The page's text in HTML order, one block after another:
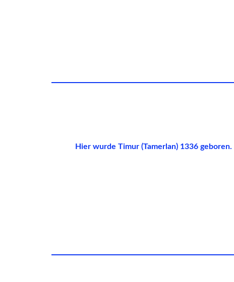
Hier wurde Timur (Tamerlan) 1336